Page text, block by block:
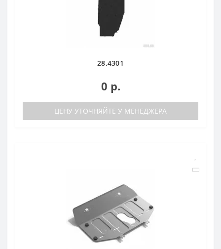
28.4301
0 р.
ЦЕНУ УТОЧНЯЙТЕ У МЕНЕДЖЕРА